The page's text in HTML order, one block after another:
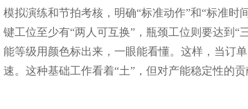
模拟演练和节拍考核，明确“标准动作”和“标准
键工位至少有“两人可互换”，瓶颈工位则要达到
能等级用颜色标出来，一眼能看懂。这样，当订
速。这种基础工作看着“土”，但对产能稳定性的